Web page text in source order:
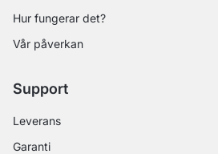
Hur fungerar det?
Vår påverkan
Support
Leverans
Garanti